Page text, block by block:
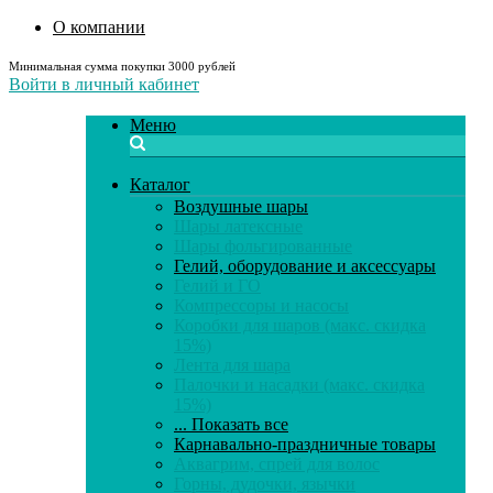
О компании
Минимальная сумма покупки 3000 рублей
Войти в личный кабинет
Меню
Каталог
Воздушные шары
Гелий, оборудование и аксессуары
... Показать все
Карнавально-праздничные товары